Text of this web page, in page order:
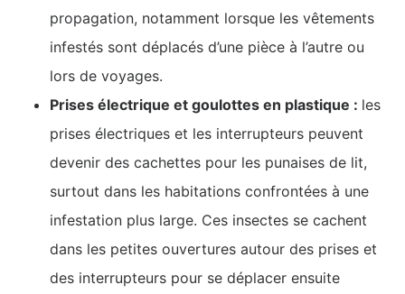
propagation, notamment lorsque les vêtements
infestés sont déplacés d’une pièce à l’autre ou
lors de voyages.
Prises électrique et goulottes en plastique : les
prises électriques et les interrupteurs peuvent
devenir des cachettes pour les punaises de lit,
surtout dans les habitations confrontées à une
infestation plus large. Ces insectes se cachent
dans les petites ouvertures autour des prises et
des interrupteurs pour se déplacer ensuite